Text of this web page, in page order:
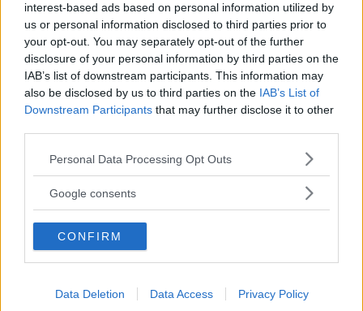
interest-based ads based on personal information utilized by
us or personal information disclosed to third parties prior to
your opt-out. You may separately opt-out of the further
disclosure of your personal information by third parties on the
IAB’s list of downstream participants. This information may
also be disclosed by us to third parties on the IAB’s List of
Downstream Participants that may further disclose it to other
Please note that this website/app uses one or more Google
not limited to your visit or usage behaviour. You may click to
use your data for below specified purposes in below Google
consent section.
Personal Data Processing Opt Outs
Google consents
CONFIRM
Data Deletion Data Access Privacy Policy
Läs Frias efterträdare!
Syreär Sveriges enda gröna dagstidning som
finns både digitalt och i tryck.
SYNPUNKTEN:ANDERS CHORELL
Anpassningens estetik är skön
Fria Tidningen
Mustig och förbannad
självbiografi från Roland
Jansson
RECENSION Fria Tidningen
Fönstret mot världen
Fria Tidningen
Fattigare utan bibliotek